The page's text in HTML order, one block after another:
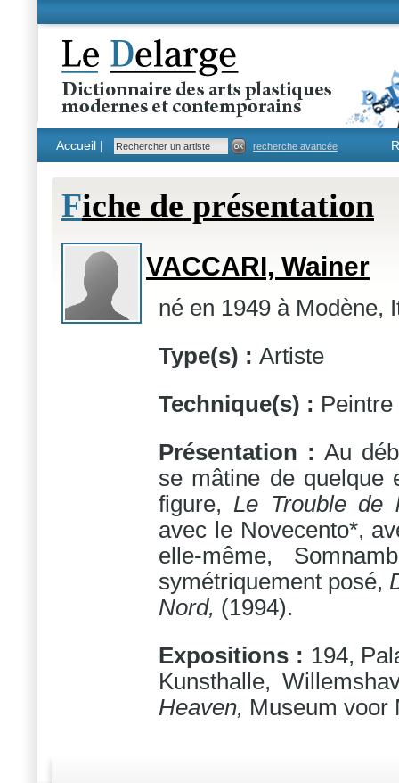
Accueil | recherche avancée
Fiche de présentation
VACCARI, Wainer
né en 1949 à Modène,
Type(s) : Artiste
Technique(s) : Peintre
Présentation :Au
se mâtine de quelque
figure, Le Trouble de
avec le Novecento*,
elle-même,
symétriquement posé,
Nord, (1994).
Expositions : 194,
Kunsthalle,
Heaven, Museum voor